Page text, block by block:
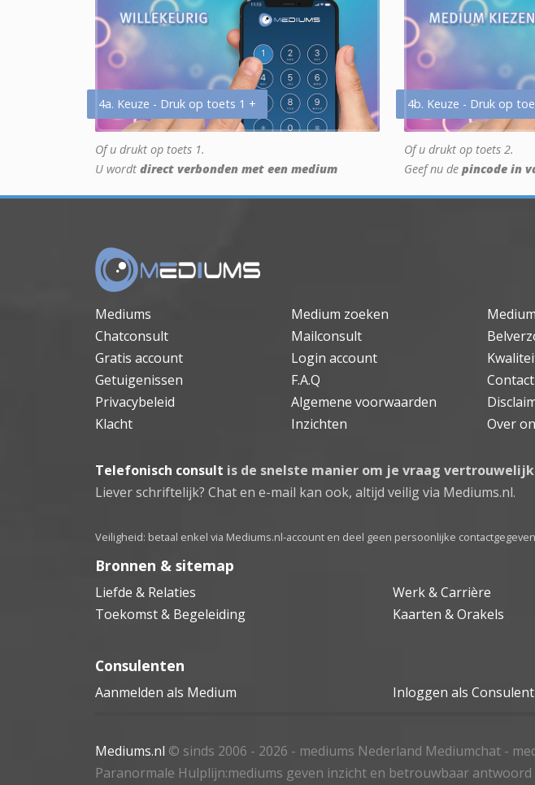
4a. Keuze - Druk op toets 1 +
Of u drukt op toets 1.
U wordt direct verbonden met een medium
4b. Keuze - Druk op
Of u drukt op toets 2.
Geef nu de pincode in
Mediums Medium zoeken
Chatconsult
Mailconsult
Gratis account
Login account
Getuigenissen
F.A.Q
Contact
Privacybeleid
Algemene voorwaarden
Klacht
Inzichten Over
Telefonisch consult is de snelste manier om je vraag
Liever schriftelijk? Chat en e-mail kan ook, altijd veilig via Mediums.nl.
Veiligheid: betaal enkel via Mediums.nl-account en deel geen persoonlijke
Bronnen & sitemap
Liefde & Relaties Werk & Carrière
Toekomst & Begeleiding
Kaarten & Orakels
Consulenten
Aanmelden als Medium Inloggen als Consulent
Mediums.nl © sinds 2006 - 2026 - mediums Nederland Mediumchat -
Paranormale Hulplijn:mediums geven inzicht en betrouwbaar